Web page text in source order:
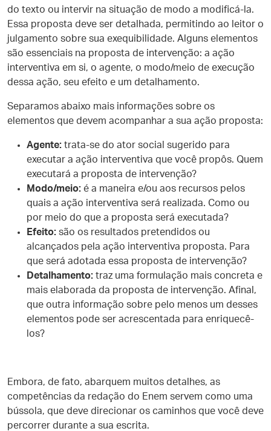
do texto ou intervir na situação de modo a modificá-la.
Essa proposta deve ser detalhada, permitindo ao leitor o
julgamento sobre sua exequibilidade. Alguns elementos
são essenciais na proposta de intervenção: a ação
interventiva em si, o agente, o modo/meio de execução
dessa ação, seu efeito e um detalhamento.
Separamos abaixo mais informações sobre os
elementos que devem acompanhar a sua ação proposta:
Agente: trata-se do ator social sugerido para
executar a ação interventiva que você propôs. Quem
executará a proposta de intervenção?
Modo/meio: é a maneira e/ou aos recursos pelos
quais a ação interventiva será realizada. Como ou
por meio do que a proposta será executada?
Efeito: são os resultados pretendidos ou
alcançados pela ação interventiva proposta. Para
que será adotada essa proposta de intervenção?
Detalhamento: traz uma formulação mais concreta e
mais elaborada da proposta de intervenção. Afinal,
que outra informação sobre pelo menos um desses
elementos pode ser acrescentada para enriquecê-
los?
Embora, de fato, abarquem muitos detalhes, as
competências da redação do Enem servem como uma
bússola, que deve direcionar os caminhos que você deve
percorrer durante a sua escrita.